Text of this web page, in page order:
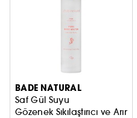
BADE NATURAL
Saf Gül Suyu
Gözenek Sıkılaştırıcı ve